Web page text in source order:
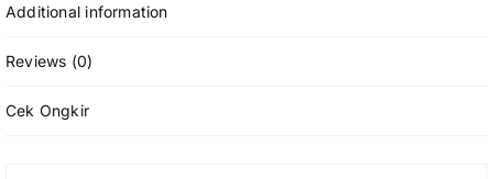
Additional information
Reviews (0)
Cek Ongkir